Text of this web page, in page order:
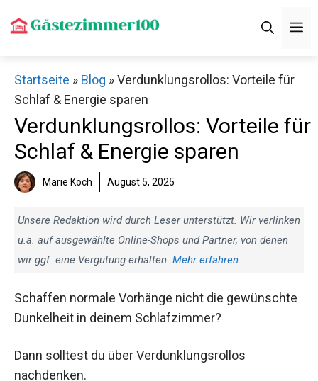
Inhalt
Startseite » Blog »Verdunklungsrollos: Vorteile für
Schlaf & Energie sparen
Verdunklungsrollos: Vorteile für
Schlaf & Energie sparen
Marie Koch August 5, 2025
Unsere Redaktion wird durch Leser unterstützt. Wir verlinken
u.a. auf ausgewählte Online-Shops und Partner, von denen
wir ggf. eine Vergütung erhalten. Mehr erfahren.
Schaffen normale Vorhänge nicht die gewünschte
Dunkelheit in deinem Schlafzimmer?
Dann solltest du über Verdunklungsrollos
nachdenken.